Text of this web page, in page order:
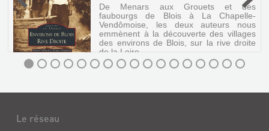
De Menars aux Grouets et des
faubourgs de Blois à La Chapelle-
Vendômoise, les deux auteurs nous
emmènent à la découverte des villages
des environs de Blois, sur la rive droite
de la Loire.
BLOIS
Le réseau